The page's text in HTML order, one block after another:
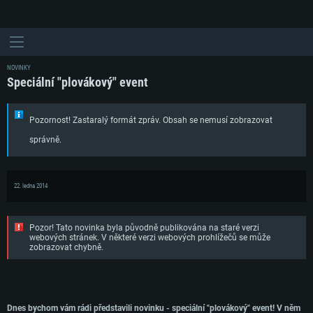
NOVINKY
Speciální "plovákový" event
Pozornost! Zastaralý formát zpráv. Obsah se nemusí zobrazovat
správně.
22. ledna 2014
Pozor! Tato novinka byla původně publikována na staré verzi
webových stránek. V některé verzi webových prohlížečů se může
zobrazovat chybně.
Dnes bychom vám rádi představili novinku - speciální "plovákový" event! V něm